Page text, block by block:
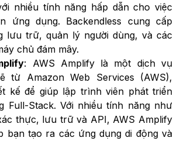
nhiều tính năng hấp dẫn cho việc
ứng dụng. Backendless cung cấp
lưu trữ, quản lý người dùng, và các
chủ đám mây.
: AWS Amplify là một dịch vụ
từ Amazon Web Services (AWS),
kế để giúp lập trình viên phát triển
Full-Stack. Với nhiều tính năng như
thực, lưu trữ và API, AWS Amplify
bạn tạo ra các ứng dụng di động và